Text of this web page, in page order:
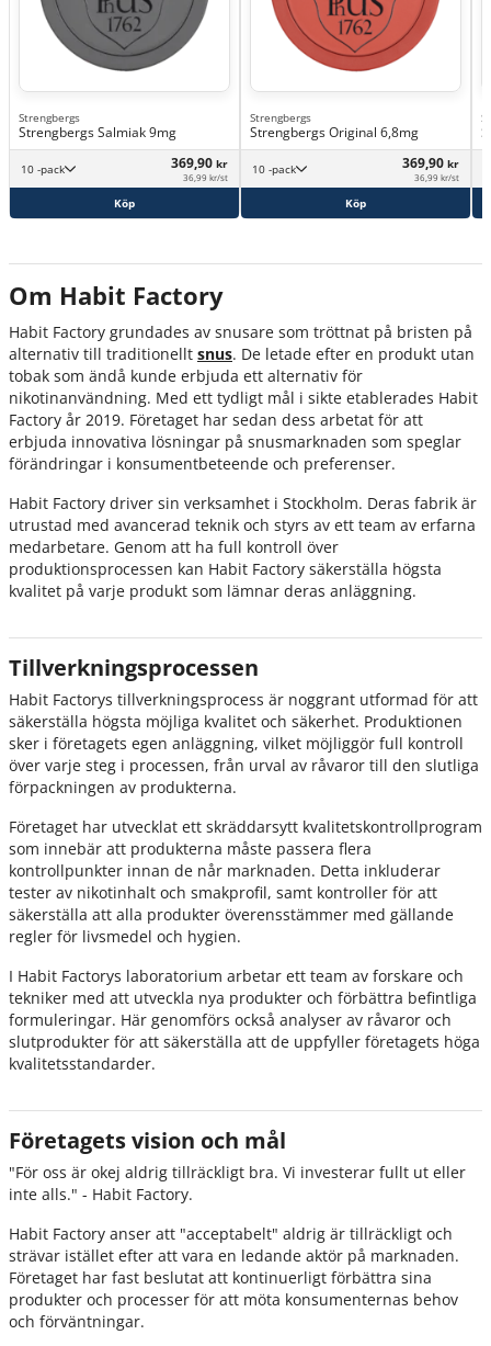
Strengbergs
Strengbergs Salmiak 9mg
10 -pack 369,90 kr
36,99 kr/st
Köp
Strengbergs
Strengbergs Original 6,8mg
10 -pack 369,90 kr
36,99 kr/st
Köp
Om Habit Factory
Habit Factory grundades av snusare som tröttnat på bristen på
alternativ till traditionellt snus. De letade efter en produkt utan
tobak som ändå kunde erbjuda ett alternativ för
nikotinanvändning. Med ett tydligt mål i sikte etablerades Habit
Factory år 2019. Företaget har sedan dess arbetat för att
erbjuda innovativa lösningar på snusmarknaden som speglar
förändringar i konsumentbeteende och preferenser.
Habit Factory driver sin verksamhet i Stockholm. Deras fabrik är
utrustad med avancerad teknik och styrs av ett team av erfarna
medarbetare. Genom att ha full kontroll över
produktionsprocessen kan Habit Factory säkerställa högsta
kvalitet på varje produkt som lämnar deras anläggning.
Tillverkningsprocessen
Habit Factorys tillverkningsprocess är noggrant utformad för att
säkerställa högsta möjliga kvalitet och säkerhet. Produktionen
sker i företagets egen anläggning, vilket möjliggör full kontroll
över varje steg i processen, från urval av råvaror till den slutliga
förpackningen av produkterna.
Företaget har utvecklat ett skräddarsytt kvalitetskontrollprogram
som innebär att produkterna måste passera flera
kontrollpunkter innan de når marknaden. Detta inkluderar
tester av nikotinhalt och smakprofil, samt kontroller för att
säkerställa att alla produkter överensstämmer med gällande
regler för livsmedel och hygien.
I Habit Factorys laboratorium arbetar ett team av forskare och
tekniker med att utveckla nya produkter och förbättra befintliga
formuleringar. Här genomförs också analyser av råvaror och
slutprodukter för att säkerställa att de uppfyller företagets höga
kvalitetsstandarder.
Företagets vision och mål
"För oss är okej aldrig tillräckligt bra. Vi investerar fullt ut eller
inte alls." - Habit Factory.
Habit Factory anser att "acceptabelt" aldrig är tillräckligt och
strävar istället efter att vara en ledande aktör på marknaden.
Företaget har fast beslutat att kontinuerligt förbättra sina
produkter och processer för att möta konsumenternas behov
och förväntningar.